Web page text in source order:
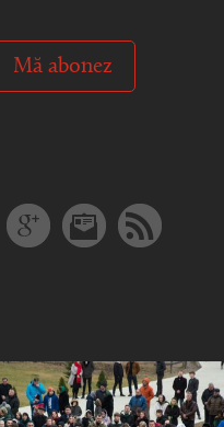
Mă abonez